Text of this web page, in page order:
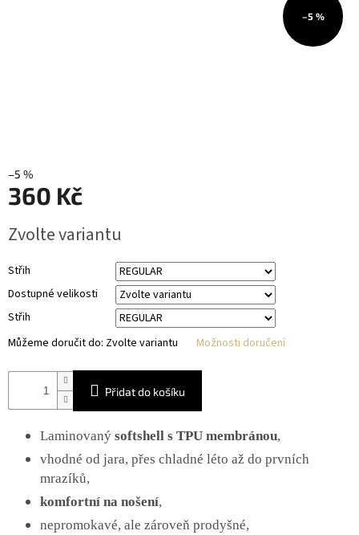
–5 %
–5 %
360 Kč
cena:
Zvolte variantu
Střih
Dostupné velikosti
Střih
Můžeme doručit do: Zvolte variantu Možnosti doručení
Přidat do košíku
Laminovaný softshell s TPU membránou,
vhodné od jara, přes chladné léto až do prvních
mrazíků,
komfortní na nošení,
nepromokavé, ale zároveň prodyšné,